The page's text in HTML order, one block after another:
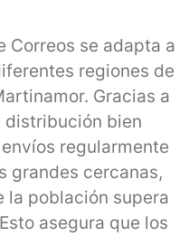
Correos se adapta a
regiones de
Gracias a
bien
regularmente
grandes cercanas,
la población supera
asegura que los